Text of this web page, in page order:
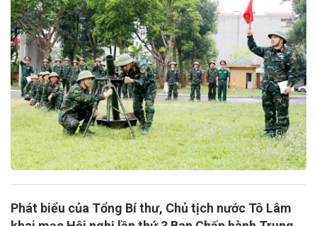
Phát biểu của Tổng Bí thư, Chủ tịch nước Tô Lâm